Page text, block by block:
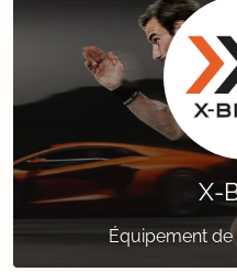
X-
Équipement